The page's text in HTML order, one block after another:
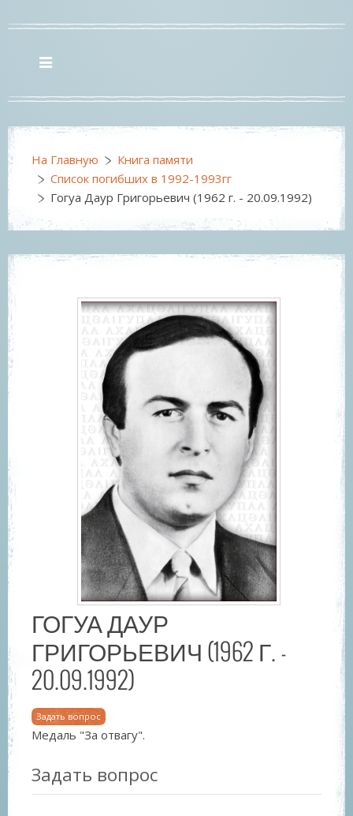
На Главную
Книга памяти
Список погибших в 1992-1993гг
Гогуа Даур Григорьевич (1962 г. - 20.09.1992)
ГОГУА ДАУР
ГРИГОРЬЕВИЧ (1962 Г. -
20.09.1992)
Задать вопрос
Медаль "За отвагу".
Задать вопрос